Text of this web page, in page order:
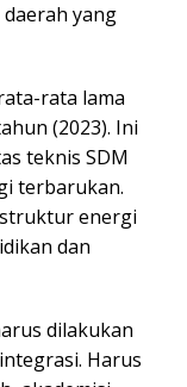
yang
rata lama
(2023). Ini
teknis SDM
terbarukan.
energi
dan
dilakukan
Harus